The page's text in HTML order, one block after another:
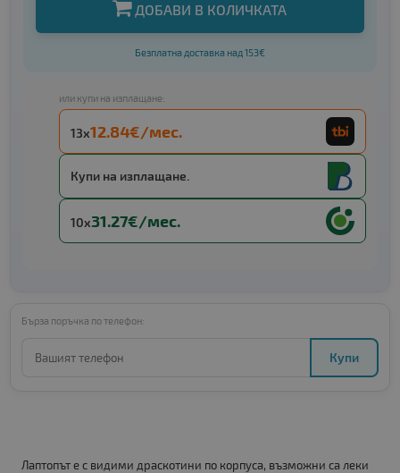
ДОБАВИ В КОЛИЧКАТА
Безплатна доставка над 153€
или купи на изплащане:
13x12.84€/мес.
Купи на изплащане.
10x31.27€/мес.
Бърза поръчка по телефон:
Купи
Лаптопът е с видими драскотини по корпуса, възможни са леки